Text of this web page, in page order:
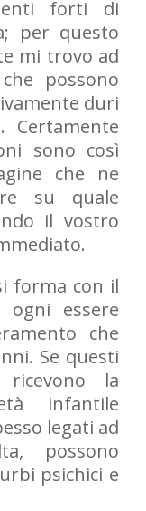
forti di
per questo
mi trovo ad
possono
duri
Certamente
sono così
che ne
su quale
il vostro
forma con il
ogni essere
che
Se questi
ricevono la
infantile
legati ad
possono
psichici e